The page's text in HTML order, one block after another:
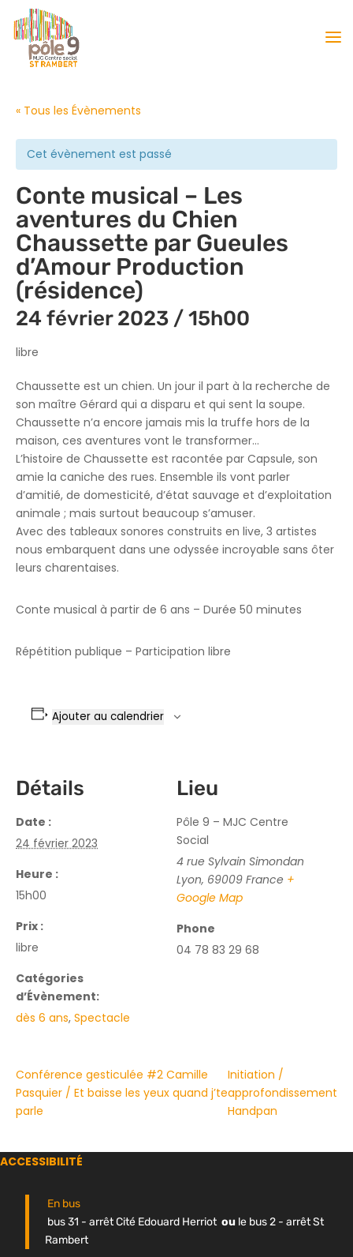
« Tous les Évènements
Cet évènement est passé
Conte musical – Les
aventures du Chien
Chaussette par Gueules
d’Amour Production
(résidence)
24 février 2023 / 15h00
libre
Chaussette est un chien. Un jour il part à la recherche de
son maître Gérard qui a disparu et qui sent la soupe.
Chaussette n’a encore jamais mis la truffe hors de la
maison, ces aventures vont le transformer…
L’histoire de Chaussette est racontée par Capsule, son
amie la caniche des rues. Ensemble ils vont parler
d’amitié, de domesticité, d’état sauvage et d’exploitation
animale ; mais surtout beaucoup s’amuser.
Avec des tableaux sonores construits en live, 3 artistes
nous embarquent dans une odyssée incroyable sans ôter
leurs charentaises.
Conte musical à partir de 6 ans – Durée 50 minutes
Répétition publique – Participation libre
Ajouter au calendrier
Détails
Date :
24 février 2023
Heure :
15h00
Prix :
libre
Catégories
d’Évènement:
dès 6 ans, Spectacle
Lieu
Pôle 9 – MJC Centre
Social
4 rue Sylvain Simondan
Lyon, 69009 France +
Google Map
Phone
04 78 83 29 68
Conférence gesticulée #2 Camille
Pasquier / Et baisse les yeux quand j’te
parle
Initiation /
approfondissement
Handpan
ACCESSIBILITÉ
En bus
bus 31 - arrêt Cité Edouard Herriot ou le bus 2 - arrêt St
Rambert